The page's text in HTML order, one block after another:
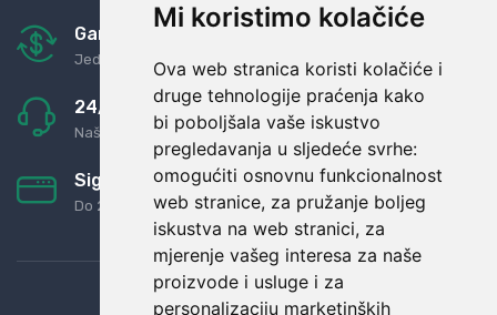
Mi koristimo kolačiće
Ova web stranica koristi kolačiće i
druge tehnologije praćenja kako
bi poboljšala vaše iskustvo
pregledavanja u sljedeće svrhe:
omogućiti osnovnu funkcionalnost
web stranice, za pružanje boljeg
iskustva na web stranici, za
mjerenje vašeg interesa za naše
proizvode i usluge i za
personalizaciju marketinških
Garancija u povrat novaca
Jednostavno pravilo: Roba za novac
24/7 odlična podrška
Naši agenti uvijek na raspolaganju
Sigurno obročno plaćanje
Do 24 rata bez kamata